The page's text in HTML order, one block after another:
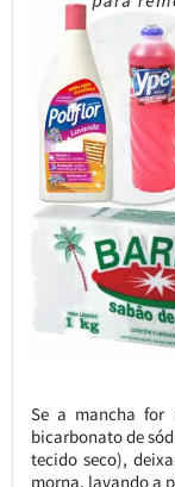
Se a mancha for
bicarbonato de
tecido seco),
morna, lavando a